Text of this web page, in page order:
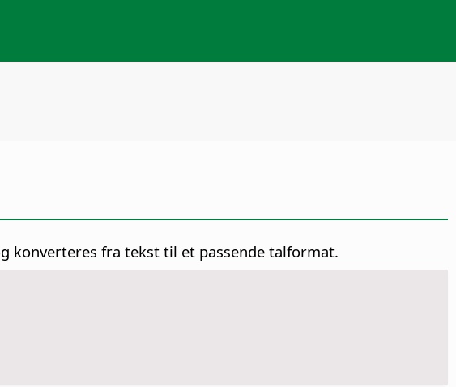
konverteres fra tekst til et passende talformat.